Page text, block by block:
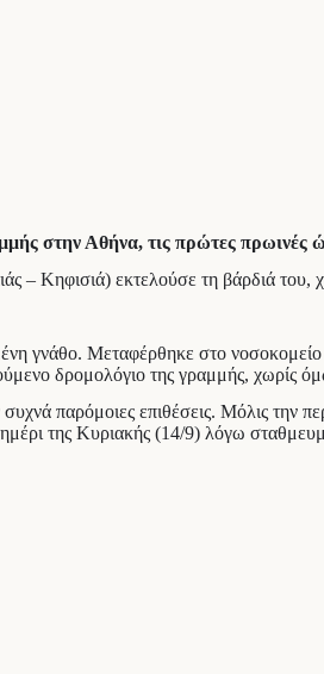
στην Αθήνα, τις πρώτες πρωινές
Κηφισιά) εκτελούσε τη βάρδιά του,
γνάθο. Μεταφέρθηκε στο νοσοκομείο
δρομολόγιο της γραμμής, χωρίς
παρόμοιες επιθέσεις. Μόλις την
της Κυριακής (14/9) λόγω